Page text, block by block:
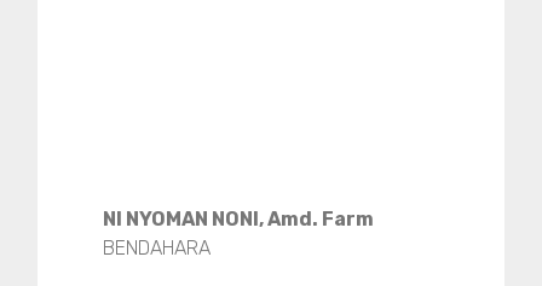
NI NYOMAN NONI, Amd. Farm
BENDAHARA